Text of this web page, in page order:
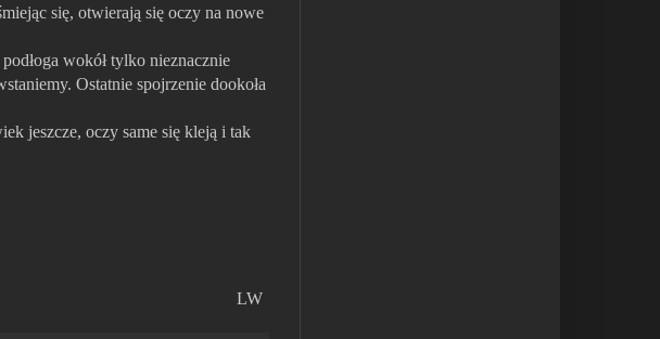
się, otwierają się oczy na nowe
wokół tylko nieznacznie
Ostatnie spojrzenie dookoła
jeszcze, oczy same się kleją i tak
LW